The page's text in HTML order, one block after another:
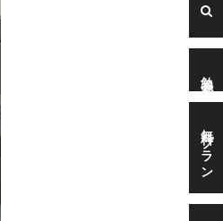
無料プラン